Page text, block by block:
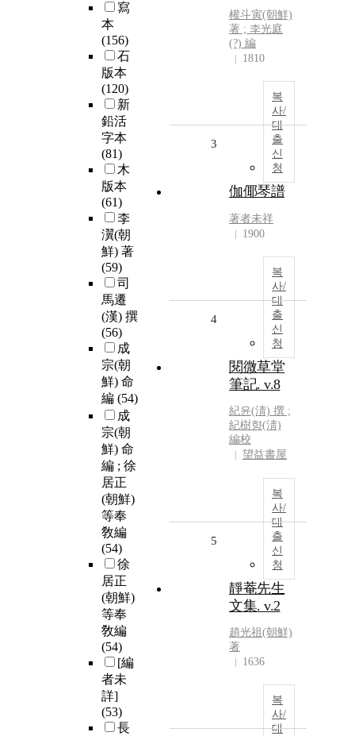
寫
本
(156)
石
版本
(120)
新
鉛活
字本
(81)
木
版本
(61)
李
瀷(朝
鮮) 著
(59)
司
馬遷
(漢) 撰
(56)
成
宗(朝
鮮) 命
編 (54)
成
宗(朝
鮮) 命
編 ; 徐
居正
(朝鮮)
等奉
敎編
(54)
徐
居正
(朝鮮)
等奉
敎編
(54)
[編
者未
詳]
(53)
長
權斗寅(朝鮮)
著 ; 李光庭
(?) 編
1810
복
사/
대
출
신
청
3
伽倻琴譜
著者未祥
1900
복
사/
대
출
신
청
4
閱微草堂
筆記. v.8
紀윤(淸) 撰 ;
紀樹향(淸)
編校
望益書屋
복
사/
대
출
신
청
5
靜菴先生
文集. v.2
趙光祖(朝鮮)
著
1636
복
사/
대